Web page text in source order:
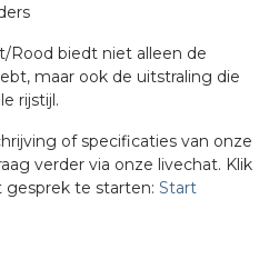
Rood biedt niet alleen de
maar ook de uitstraling die
rijstijl.
of specificaties van onze
verder via onze livechat. Klik
te starten: Start